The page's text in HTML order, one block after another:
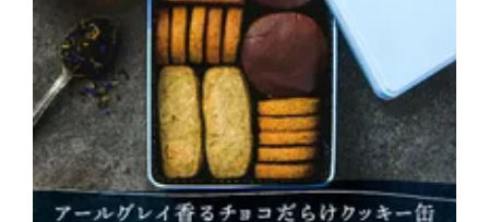
紅茶toroaTea
焼き菓子
メルマガ会員様限定
toroa夏のアウトレッ
トセール
クッキー缶
紅茶toroaTeaギフト
お誕生日セット
手さげ袋